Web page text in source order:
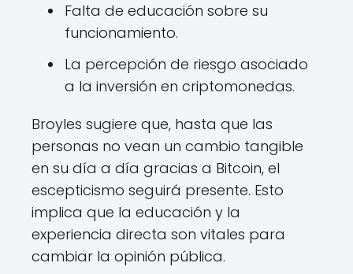
Falta de educación sobre su
funcionamiento.
La percepción de riesgo asociado
a la inversión en criptomonedas.
Broyles sugiere que, hasta que las
personas no vean un cambio tangible
en su día a día gracias a Bitcoin, el
escepticismo seguirá presente. Esto
implica que la educación y la
experiencia directa son vitales para
cambiar la opinión pública.